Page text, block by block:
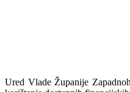
Ured Vlade Županije